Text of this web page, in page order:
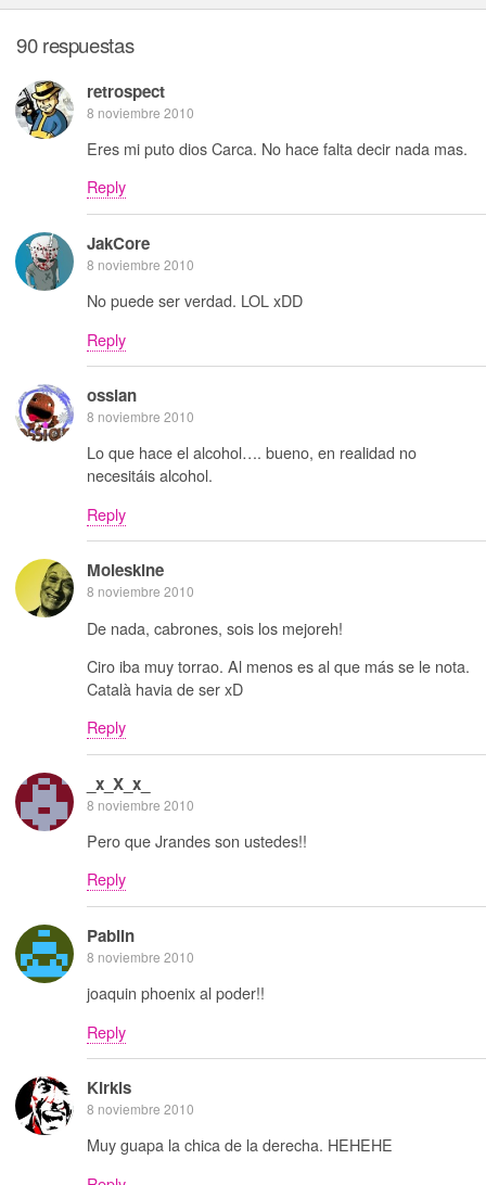
90 respuestas
retrospect
8 noviembre 2010
Eres mi puto dios Carca. No hace falta decir nada mas.
Reply
JakCore
8 noviembre 2010
No puede ser verdad. LOL xDD
Reply
ossian
8 noviembre 2010
Lo que hace el alcohol…. bueno, en realidad no
necesitáis alcohol.
Reply
Moleskine
8 noviembre 2010
De nada, cabrones, sois los mejoreh!
Ciro iba muy torrao. Al menos es al que más se le nota.
Català havia de ser xD
Reply
_x_X_x_
8 noviembre 2010
Pero que Jrandes son ustedes!!
Reply
Pablin
8 noviembre 2010
joaquin phoenix al poder!!
Reply
Kirkis
8 noviembre 2010
Muy guapa la chica de la derecha. HEHEHE